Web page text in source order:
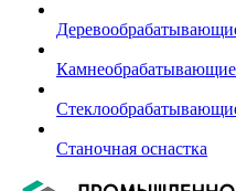
Камнеобрабатывающие
Станочная оснастка